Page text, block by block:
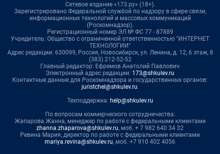
Сетевое издание «173.ру» (18+).
Зарегистрировано Федеральной службой по надзору в сфере связи,
информационных технологий и массовых коммуникаций
(Роскомнадзор).
Регистрационный номер ЭЛ № ФС 77 - 87889
Учредитель: Общество с ограниченной ответственностью "ИНТЕРНЕТ
ТЕХНОЛОГИИ"
Адрес редакции: 630099, Россия, Новосибирск, ул. Ленина, д. 12, 6 этаж, 8
(383) 212-52-52
Главный редактор: Ефремов Анатолий Павлович
Электронный адрес редакции: 173@shkulev.ru
Контактные данные для Роскомнадзора и государственных органов:
juristchel@shkulev.ru.
Техподдержка: help@shkulev.ru
По вопросам коммерческого сотрудничества:
Жапарова Жанна, менеджер по работе с федеральными клиентами
zhanna.zhaparova@shkulev.ru, моб. + 7 982 640 34 32
Ревина Мария, директор по работе с федеральными клиентами
mariya.revina@shkulev.ru, моб. +7 910 402 4056